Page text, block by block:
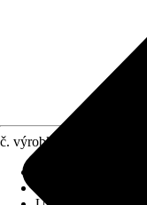
č. výrobku